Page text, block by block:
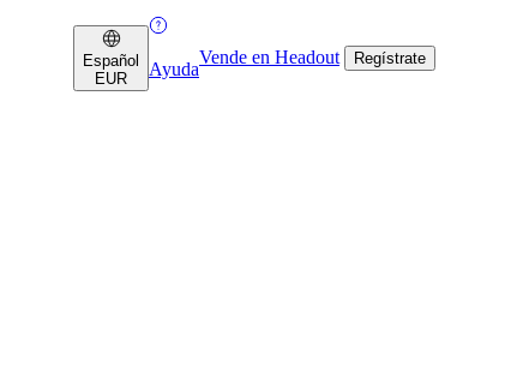
Español
EUR
Ayuda
Vende en Headout Regístrate